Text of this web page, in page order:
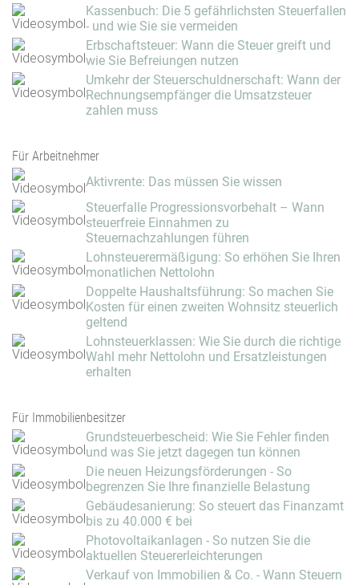
Kassenbuch: Die 5 gefährlichsten Steuerfallen
- und wie Sie sie vermeiden
Erbschaftsteuer: Wann die Steuer greift und
wie Sie Befreiungen nutzen
Umkehr der Steuerschuldnerschaft: Wann der
Rechnungsempfänger die Umsatzsteuer
zahlen muss
Für Arbeitnehmer
Aktivrente: Das müssen Sie wissen
Steuerfalle Progressionsvorbehalt – Wann
steuerfreie Einnahmen zu
Steuernachzahlungen führen
Lohnsteuerermäßigung: So erhöhen Sie Ihren
monatlichen Nettolohn
Doppelte Haushaltsführung: So machen Sie
Kosten für einen zweiten Wohnsitz steuerlich
geltend
Lohnsteuerklassen: Wie Sie durch die richtige
Wahl mehr Nettolohn und Ersatzleistungen
erhalten
Für Immobilienbesitzer
Grundsteuerbescheid: Wie Sie Fehler finden
und was Sie jetzt dagegen tun können
Die neuen Heizungsförderungen - So
begrenzen Sie Ihre finanzielle Belastung
Gebäudesanierung: So steuert das Finanzamt
bis zu 40.000 € bei
Photovoltaikanlagen - So nutzen Sie die
aktuellen Steuererleichterungen
Verkauf von Immobilien & Co. - Wann Steuern